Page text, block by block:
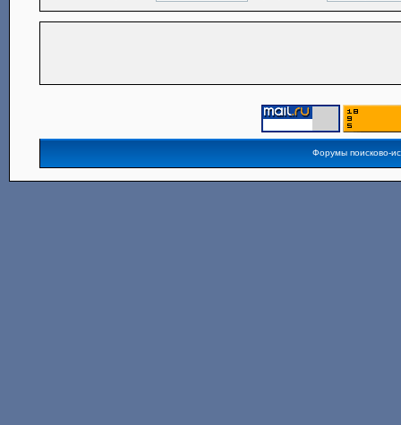
Форумы поисково-